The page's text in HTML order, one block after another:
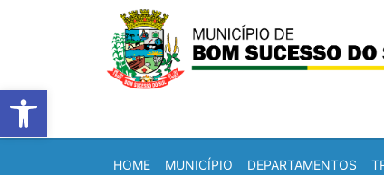
Barra de Ferramentas
HOME MUNICÍPIO DEPARTAMENTOS